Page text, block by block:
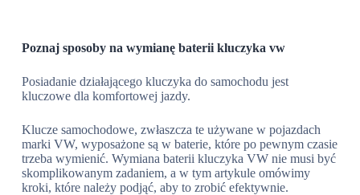
Poznaj sposoby na wymianę baterii kluczyka vw
Posiadanie działającego kluczyka do samochodu jest
kluczowe dla komfortowej jazdy.
Klucze samochodowe, zwłaszcza te używane w pojazdach
marki VW, wyposażone są w baterie, które po pewnym czasie
trzeba wymienić. Wymiana baterii kluczyka VW nie musi być
skomplikowanym zadaniem, a w tym artykule omówimy
kroki, które należy podjąć, aby to zrobić efektywnie.